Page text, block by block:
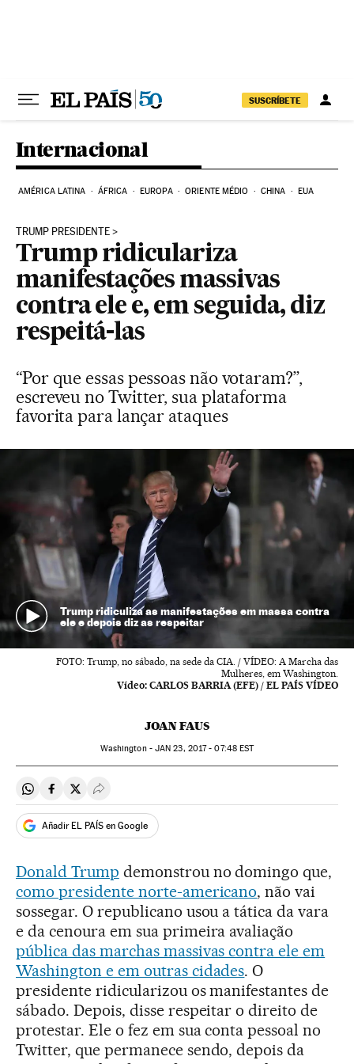
SUSCRÍBETE
Internacional
AMÉRICA LATINA ÁFRICA EUROPA ORIENTE MÉDIO CHINA EUA
TRUMP PRESIDENTE
Trump ridiculariza
manifestações massivas
contra ele e, em seguida, diz
respeitá-las
“Por que essas pessoas não votaram?”,
escreveu no Twitter, sua plataforma
favorita para lançar ataques
Trump ridiculiza as manifestações em massa contra
ele e depois diz as respeitar
FOTO: Trump, no sábado, na sede da CIA. / VÍDEO: A Marcha das
Mulheres, em Washington.
Vídeo: CARLOS BARRIA (EFE) / EL PAÍS VÍDEO
JOAN FAUS
Washington - JAN 23, 2017 - 07:48EST
Compartir en Whatsapp
Compartir en Facebook
Compartir en Twitter
Desplegar Redes Sociales
Añadir EL PAÍS en Google
Donald Trump demonstrou no domingo que,
como presidente norte-americano, não vai
sossegar. O republicano usou a tática da vara
e da cenoura em sua primeira avaliação
pública das marchas massivas contra ele em
Washington e em outras cidades. O
presidente ridicularizou os manifestantes de
sábado. Depois, disse respeitar o direito de
protestar. Ele o fez em sua conta pessoal no
Twitter, que permanece sendo, depois da